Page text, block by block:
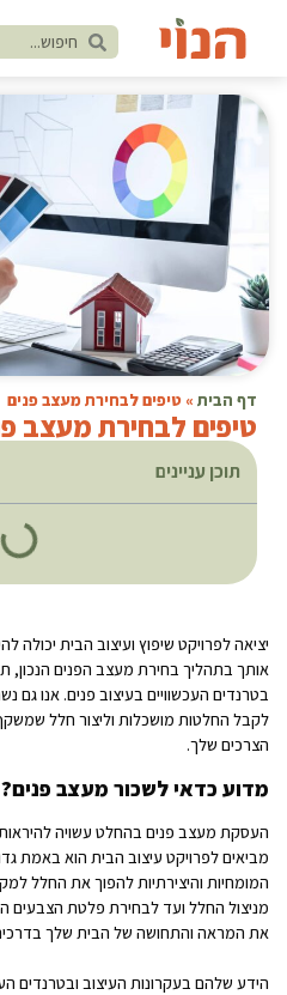
דף הבית » טיפים לבחירת מעצב פנים
טיפים לבחירת מעצב
תוכן עניינים
יציאה לפרויקט שיפוץ ועיצוב הבית יכולה
אותך בתהליך בחירת מעצב הפנים הנכון,
בטרנדים העכשוויים בעיצוב פנים. אנו גם
לקבל החלטות מושכלות וליצור חלל
הצרכים שלך.
מדוע כדאי לשכור מעצב פנים?
העסקת מעצב פנים בהחלט עשויה
מביאים לפרויקט עיצוב הבית הוא באמת
המומחיות והיצירתיות להפוך את החלל
מניצול החלל ועד לבחירת פלטת הצבעים
את המראה והתחושה של הבית שלך
הידע שלהם בעקרונות העיצוב ובטרנדים